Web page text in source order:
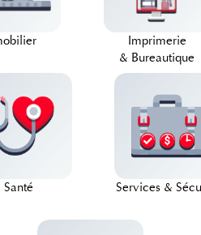
Imprimerie
& Bureautique
Santé Services &